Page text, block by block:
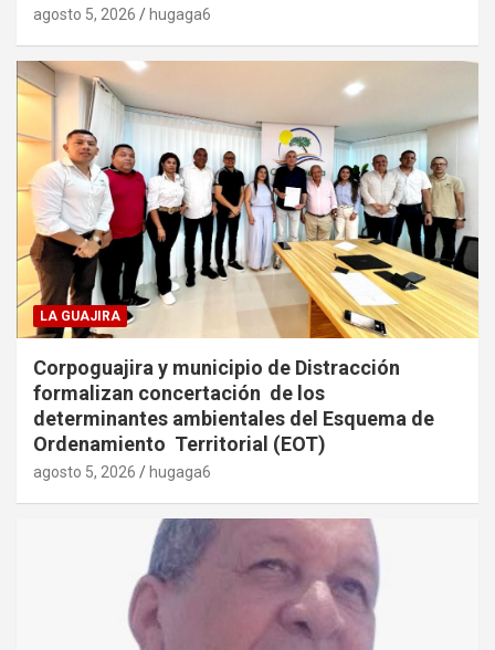
agosto 5, 2026 hugaga6
LA GUAJIRA
Corpoguajira y municipio de Distracción
formalizan concertación de los
determinantes ambientales del Esquema de
Ordenamiento Territorial (EOT)
agosto 5, 2026 hugaga6